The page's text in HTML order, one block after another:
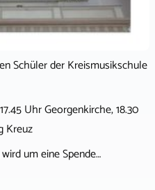
Schüler der Kreismusikschule
Uhr Georgenkirche, 18.30
Kreuz
um eine Spende…